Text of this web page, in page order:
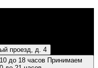
проезд, д. 4
до 18 часов Принимаем